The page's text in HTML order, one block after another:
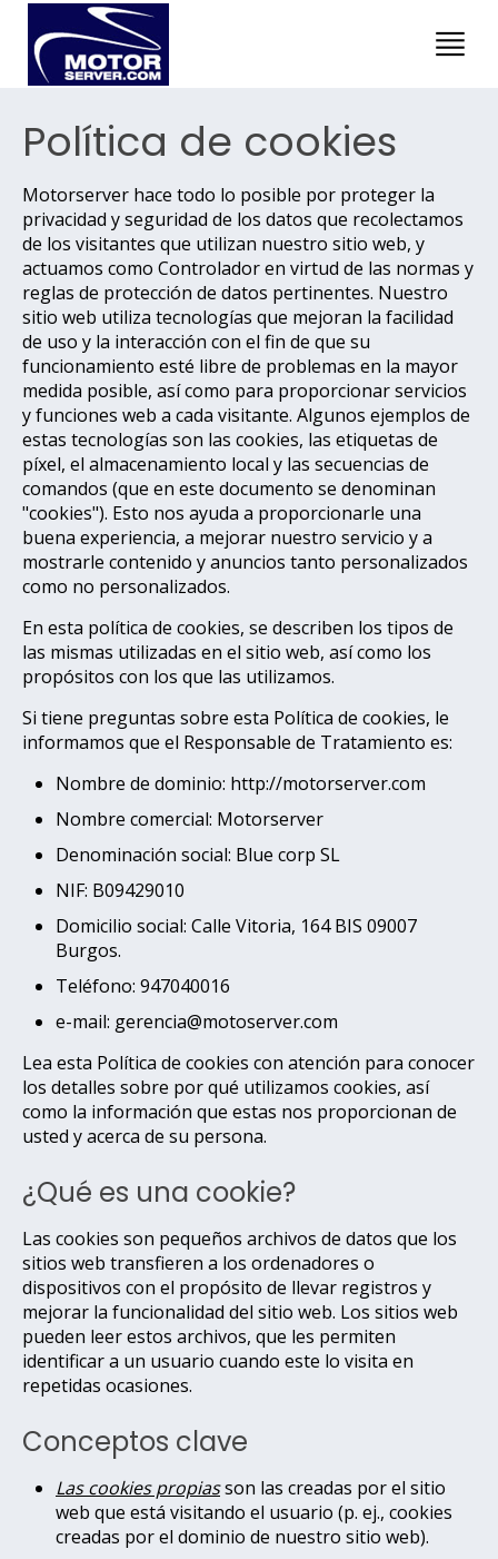
Política de cookies
Motorserver hace todo lo posible por proteger la
privacidad y seguridad de los datos que recolectamos
de los visitantes que utilizan nuestro sitio web, y
actuamos como Controlador en virtud de las normas y
reglas de protección de datos pertinentes. Nuestro
sitio web utiliza tecnologías que mejoran la facilidad
de uso y la interacción con el fin de que su
funcionamiento esté libre de problemas en la mayor
medida posible, así como para proporcionar servicios
y funciones web a cada visitante. Algunos ejemplos de
estas tecnologías son las cookies, las etiquetas de
píxel, el almacenamiento local y las secuencias de
comandos (que en este documento se denominan
"cookies"). Esto nos ayuda a proporcionarle una
buena experiencia, a mejorar nuestro servicio y a
mostrarle contenido y anuncios tanto personalizados
como no personalizados.
En esta política de cookies, se describen los tipos de
las mismas utilizadas en el sitio web, así como los
propósitos con los que las utilizamos.
Si tiene preguntas sobre esta Política de cookies, le
informamos que el Responsable de Tratamiento es:
Nombre de dominio: http://motorserver.com
Nombre comercial: Motorserver
Denominación social: Blue corp SL
NIF: B09429010
Domicilio social: Calle Vitoria, 164 BIS 09007
Burgos.
Teléfono: 947040016
e-mail: gerencia@motoserver.com
Lea esta Política de cookies con atención para conocer
los detalles sobre por qué utilizamos cookies, así
como la información que estas nos proporcionan de
usted y acerca de su persona.
¿Qué es una cookie?
Las cookies son pequeños archivos de datos que los
sitios web transfieren a los ordenadores o
dispositivos con el propósito de llevar registros y
mejorar la funcionalidad del sitio web. Los sitios web
pueden leer estos archivos, que les permiten
identificar a un usuario cuando este lo visita en
repetidas ocasiones.
Conceptos clave
Las cookies propiasson las creadas por el sitio
web que está visitando el usuario (p. ej., cookies
creadas por el dominio de nuestro sitio web).